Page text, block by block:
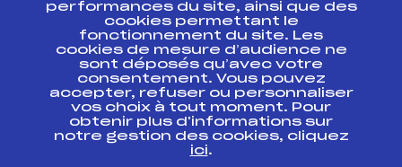
Pass’Neige
Projet sportif fédéral
Projet de performance fédéral
Antidopage
Pôle Développement, Formation, Suivi
Scientifique
Listes ministérielles
Pôle vie de l’athlète
Enseignement professionnel
performances du site, ainsi que des
cookies permettant le
fonctionnement du site. Les
cookies de mesure d’audience ne
sont déposés qu’avec votre
consentement. Vous pouvez
accepter, refuser ou personnaliser
vos choix à tout moment. Pour
obtenir plus d'informations sur
notre gestion des cookies, cliquez
ici.